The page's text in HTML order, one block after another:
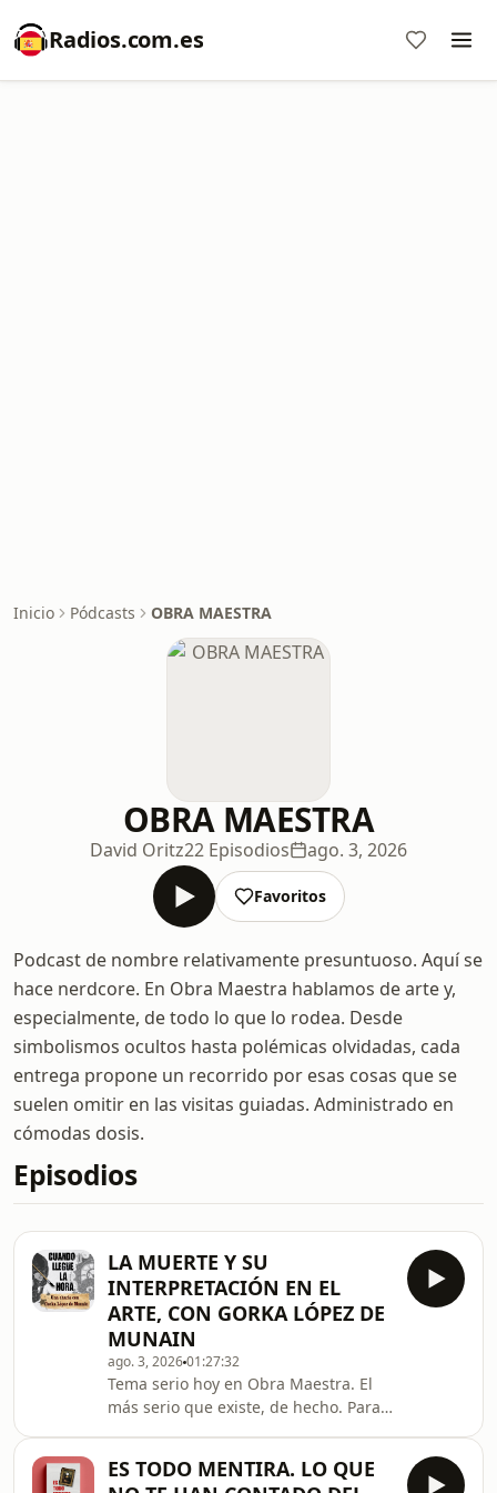
Radios.com.es
Inicio Pódcasts OBRA MAESTRA
OBRA MAESTRA
David Oritz22 Episodios ago. 3, 2026
Favoritos
Podcast de nombre relativamente presuntuoso. Aquí se
hace nerdcore. En Obra Maestra hablamos de arte y,
especialmente, de todo lo que lo rodea. Desde
simbolismos ocultos hasta polémicas olvidadas, cada
entrega propone un recorrido por esas cosas que se
suelen omitir en las visitas guiadas. Administrado en
cómodas dosis.
Episodios
LA MUERTE Y SU
INTERPRETACIÓN EN EL
ARTE, CON GORKA LÓPEZ DE
MUNAIN
ago. 3, 202601:27:32
Tema serio hoy en Obra Maestra. El
más serio que existe, de hecho. Para
Munain, doctor en Historia del Arte,
ES TODO MENTIRA. LO QUE